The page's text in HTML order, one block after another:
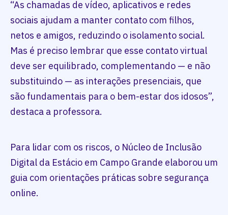
“As chamadas de vídeo, aplicativos e redes
sociais ajudam a manter contato com filhos,
netos e amigos, reduzindo o isolamento social.
Mas é preciso lembrar que esse contato virtual
deve ser equilibrado, complementando — e não
substituindo — as interações presenciais, que
são fundamentais para o bem-estar dos idosos”,
destaca a professora.
Para lidar com os riscos, o Núcleo de Inclusão
Digital da Estácio em Campo Grande elaborou um
guia com orientações práticas sobre segurança
online.